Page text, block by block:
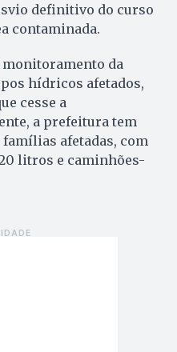
definitivo do curso
contaminada.
monitoramento da
hídricos afetados,
cesse a
a prefeitura tem
afetadas, com
litros e caminhões-